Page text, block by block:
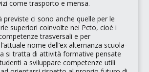
come trasporto e mensa.
previste ci sono anche quelle per le
superiori coinvolte nei Pcto, cioè i
trasversali e per
nome dell’ex alternanza scuola-
si tratta di attività formative pensate
a sviluppare competenze utili